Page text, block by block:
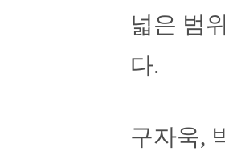
넓은 범
다.
구자욱,